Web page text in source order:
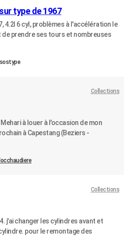
type de 1967
4.2l 6 cyl, problèmes à l'accélération le
prendre ses tours et nombreuses
Collections
à louer à l'occasion de mon
à Capestang (Beziers -
Collections
j'ai changer les cylindres avant et
pour le remontage des